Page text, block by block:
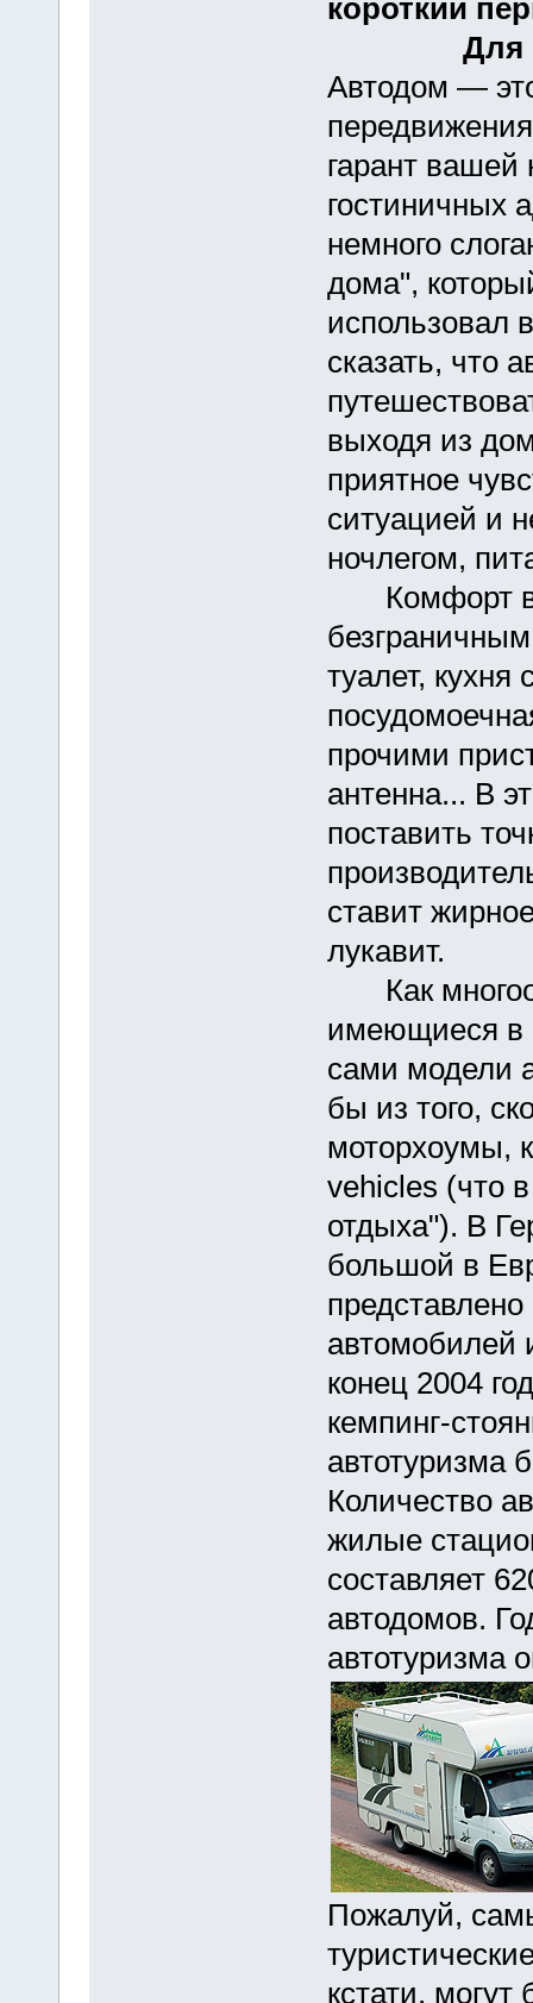
короткий
Для
Автодом —
гарант вашей
гостиничных
немного
дома",
использовал
сказать, что
выходя из
приятное
ситуацией и
ночлегом,
Комфорт
туалет, кухня
прочими
антенна... В
поставить
ставит
лукавит.
Как
имеющиеся в
сами модели
бы из того,
моторхоумы,
vehicles (что
отдыха"). В
большой в
автомобилей
конец 2004
кемпинг-
автотуризма
Количество
жилые
составляет
автодомов.
автотуризма
Пожалуй,
кстати,